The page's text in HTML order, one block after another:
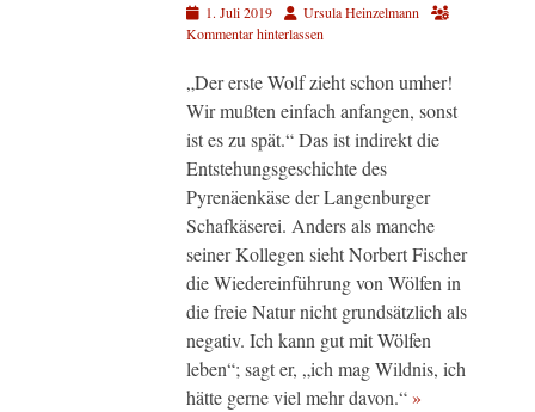
Veröffentlicht
am
1. Juli 2019 AutorUrsula Heinzelmann
Kommentar hinterlassen
„Der erste Wolf zieht schon umher!
Wir mußten einfach anfangen, sonst
ist es zu spät.“ Das ist indirekt die
Entstehungsgeschichte des
Pyrenäenkäse der Langenburger
Schafkäserei. Anders als manche
seiner Kollegen sieht Norbert Fischer
die Wiedereinführung von Wölfen in
die freie Natur nicht grundsätzlich als
negativ. Ich kann gut mit Wölfen
leben“; sagt er, „ich mag Wildnis, ich
hätte gerne viel mehr davon.“»